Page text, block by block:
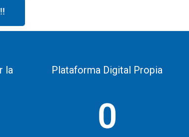
la
Plataforma Digital Propia
0